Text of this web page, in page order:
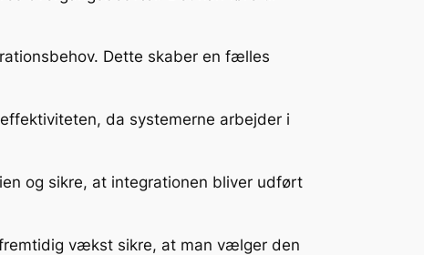
Dette skaber en fælles
da systemerne arbejder i
og sikre, at integrationen bliver udført
vækst sikre, at man vælger den